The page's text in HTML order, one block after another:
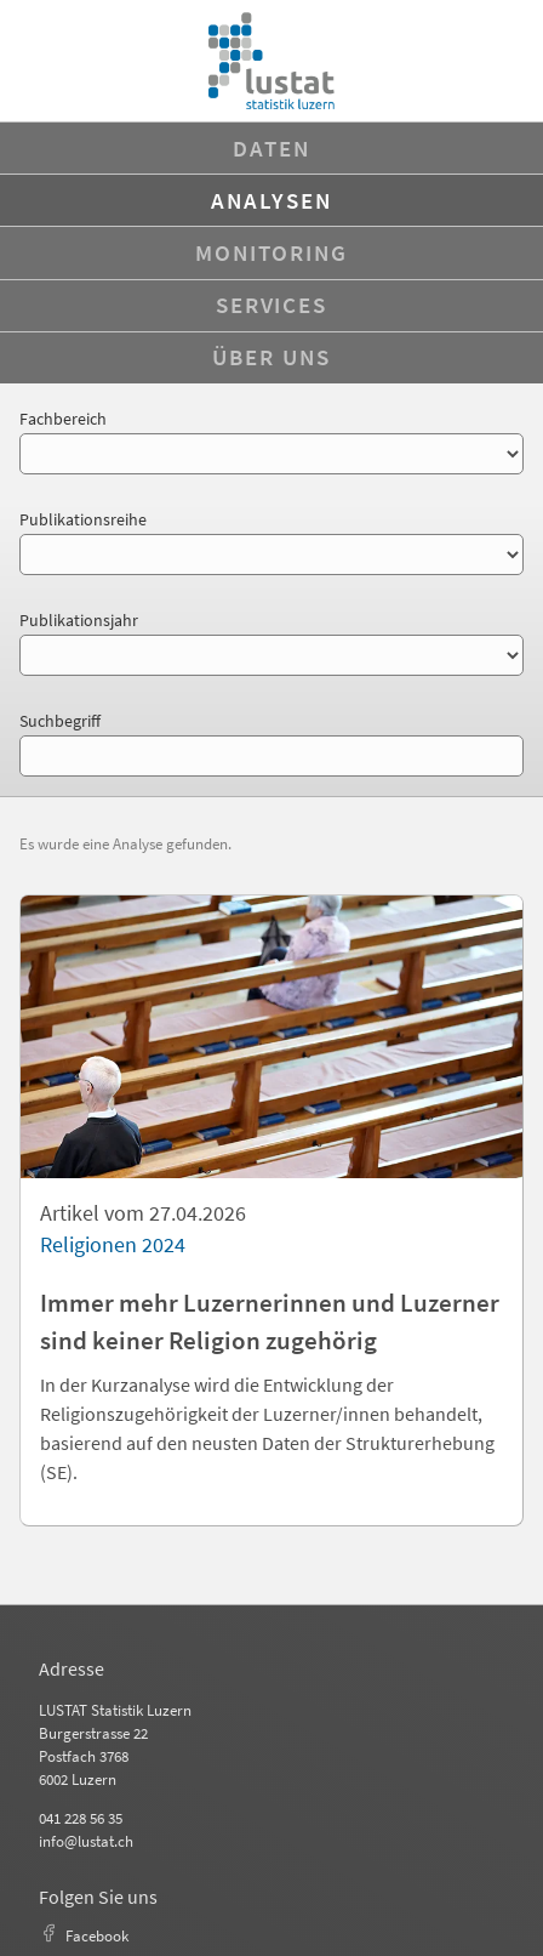
DATEN
ANALYSEN
MONITORING
SERVICES
ÜBER UNS
Fachbereich
Publikationsreihe
Publikationsjahr
Suchbegriff
Es wurde eine Analyse gefunden.
Artikel vom 27.04.2026
Religionen 2024
Immer mehr Luzernerinnen und Luzerner
sind keiner Religion zugehörig
In der Kurzanalyse wird die Entwicklung der
Religionszugehörigkeit der Luzerner/innen behandelt,
basierend auf den neusten Daten der Strukturerhebung
(SE).
Adresse
LUSTAT Statistik Luzern
Burgerstrasse 22
Postfach 3768
6002 Luzern
041 228 56 35
info@lustat.ch
Folgen Sie uns
Facebook